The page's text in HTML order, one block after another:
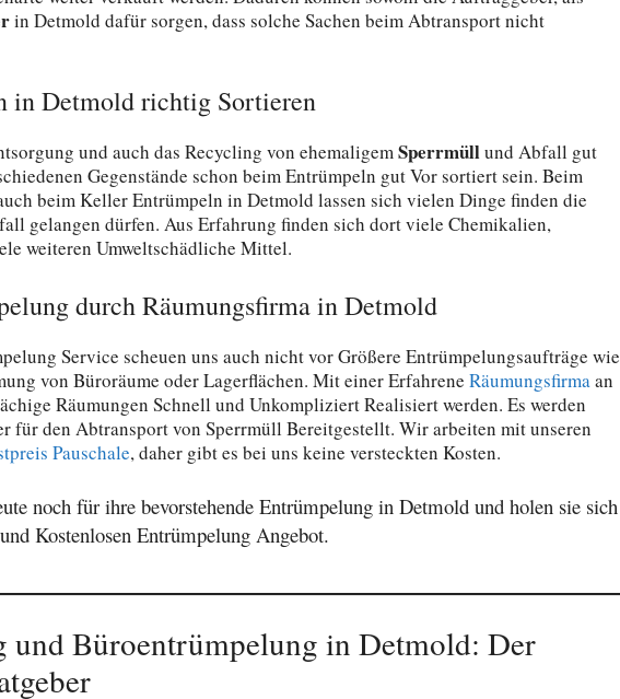
in Detmold dafür sorgen, dass solche Sachen beim Abtransport nicht
in Detmold richtig Sortieren
und auch das Recycling von ehemaligemSperrmüllund Abfall gut
Gegenstände schon beim Entrümpeln gut Vor sortiert sein. Beim
beim Keller Entrümpeln in Detmold lassen sich vielen Dinge finden die
gelangen dürfen. Aus Erfahrung finden sich dort viele Chemikalien,
weiteren Umweltschädliche Mittel.
durch Räumungsfirma in Detmold
Service scheuen uns auch nicht vor Größere Entrümpelungsaufträge wie
von Büroräume oder Lagerflächen. Mit einer Erfahrene Räumungsfirmaan
Räumungen Schnell und Unkompliziert Realisiert werden. Es werden
für den Abtransport von Sperrmüll Bereitgestellt. Wir arbeiten mit unseren
Pauschale, daher gibt es bei uns keine versteckten Kosten.
noch für ihre bevorstehende Entrümpelung in Detmold und holen sie sich
Kostenlosen Entrümpelung Angebot.
und Büroentrümpelung in Detmold: Der